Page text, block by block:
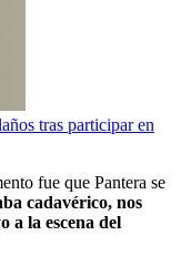
tras participar en
fue que Pantera se
cadavérico, nos
a la escena del